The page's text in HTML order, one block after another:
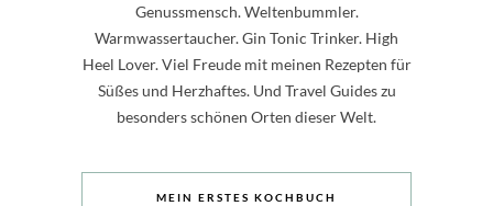
Genussmensch. Weltenbummler.
Warmwassertaucher. Gin Tonic Trinker. High
Heel Lover. Viel Freude mit meinen Rezepten für
Süßes und Herzhaftes. Und Travel Guides zu
besonders schönen Orten dieser Welt.
MEIN ERSTES KOCHBUCH